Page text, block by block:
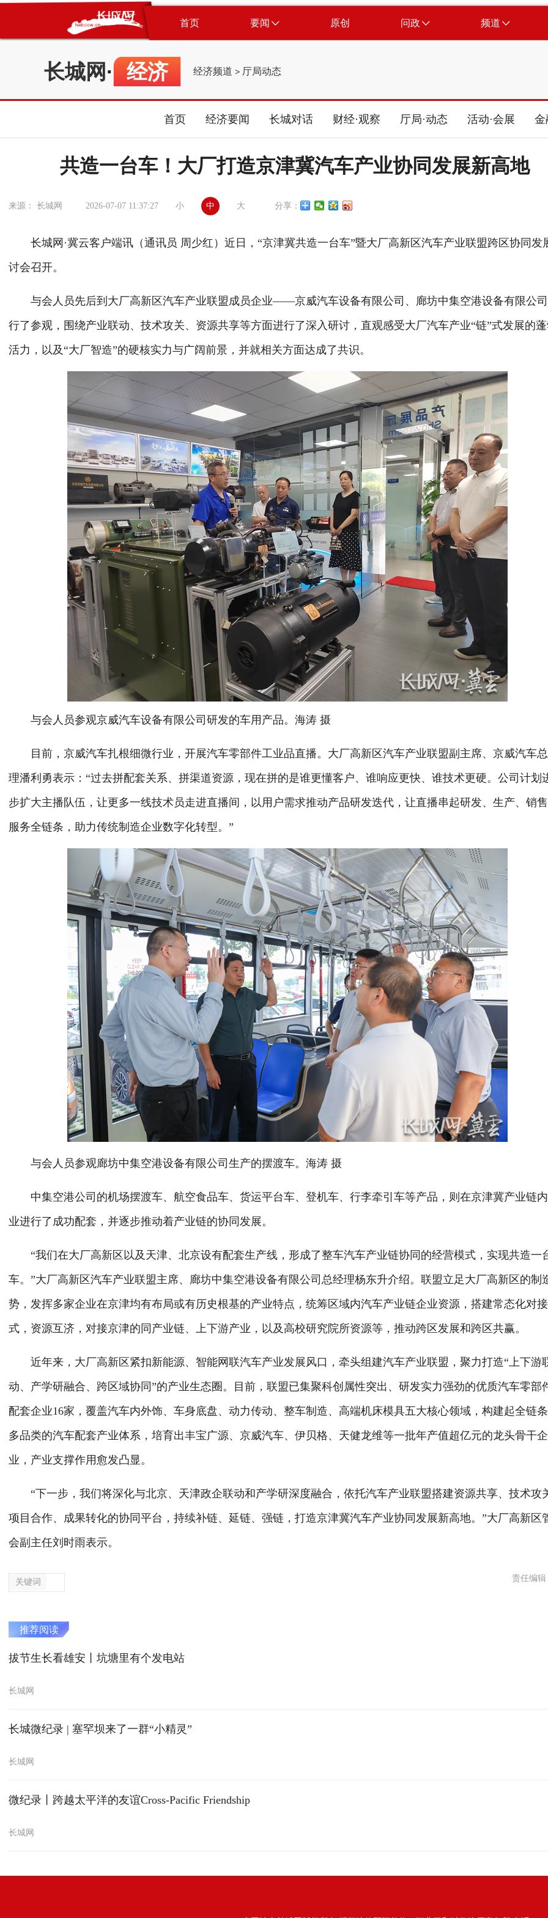
首页 要闻 原创 问政 频道
长城网 · 经济 经济频道 > 厅局动态
首页 经济要闻 长城对话 财经·观察 厅局·动态 活动·会展 金
共造一台车！大厂打造京津冀汽车产业协同发展新高地
来源： 长城网 2026-07-07 11:37:27 小 中 大 分享：
长城网 ·冀云客户端讯（通讯员 周少红）近日，“京津冀共造一台车”暨大厂高新区汽车产业联盟跨区协同发
讨会召开。
与会人员先后到大厂高新区汽车产业联盟成员企业——京威汽车设备有限公司、廊坊中集空港设备有限公
行了参观，围绕产业联动、技术攻关、资源共享等方面进行了深入研讨，直观感受大厂汽车产业“链”式发展的
活力，以及“大厂智造”的硬核实力与广阔前景，并就相关方面达成了共识。
与会人员参观京威汽车设备有限公司研发的车用产品。海涛 摄
目前，京威汽车扎根细微行业，开展汽车零部件工业品直播。大厂高新区汽车产业联盟副主席、京威汽车
理潘利勇表示： “过去拼配套关系、拼渠道资源，现在拼的是谁更懂客户、谁响应更快、谁技术更硬。公司计划
步扩大主播队伍，让更多一线技术员走进直播间，以用户需求推动产品研发迭代，让直播串起研发、生产、销售
服务全链条，助力传统制造企业数字化转型。”
与会人员参观廊坊中集空港设备有限公司生产的摆渡车。海涛 摄
中集空港公司的机场摆渡车、航空食品车、货运平台车、登机车、行李牵引车等产品，则在京津冀产业链
业进行了成功配套，并逐步推动着产业链的协同发展。
“我们在大厂高新区以及天津、北京设有配套生产线，形成了整车汽车产业链协同的经营模式，实现共造一
车。”大厂高新区汽车产业联盟主席、廊坊中集空港设备有限公司总经理杨东升介绍。联盟立足大厂高新区的制
势，发挥多家企业在京津均有布局或有历史根基的产业特点，统筹区域内汽车产业链企业资源，搭建常态化对
式，资源互济，对接京津的同产业链、上下游产业，以及高校研究院所资源等，推动跨区发展和跨区共赢。
近年来，大厂高新区紧扣新能源、智能网联汽车产业发展风口，牵头组建汽车产业联盟，聚力打造“上下游
动、产学研融合、跨区域协同”的产业生态圈。目前，联盟已集聚科创属性突出、研发实力强劲的优质汽车零部
配套企业16家，覆盖汽车内外饰、车身底盘、动力传动、整车制造、高端机床模具五大核心领域，构建起全链条
多品类的汽车配套产业体系，培育出丰宝广源、京威汽车、伊贝格、天健龙维等一批年产值超亿元的龙头骨干企
业，产业支撑作用愈发凸显。
“下一步，我们将深化与北京、天津政企联动和产学研深度融合，依托汽车产业联盟搭建资源共享、技术攻
项目合作、成果转化的协同平台，持续补链、延链、强链，打造京津冀汽车产业协同发展新高地。”大厂高新区
会副主任刘时雨表示。
关键词 责任编
推荐阅读
拔节生长看雄安丨坑塘里有个发电站
长城网
长城微纪录 | 塞罕坝来了一群“小精灵”
长城网
微纪录丨跨越太平洋的友谊Cross-Pacific Friendship
长城网